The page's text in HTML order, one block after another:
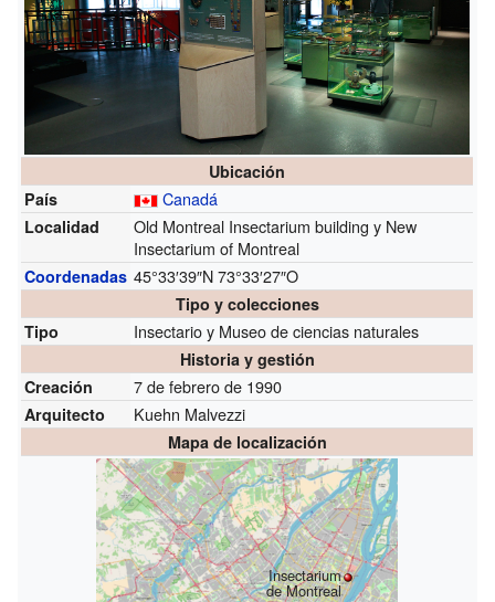
Ubicación
País
Canadá
Localidad
Old Montreal Insectarium building y New
Insectarium of Montreal
Coordenadas 45°33′39″N73°33′27″O
Tipo y colecciones
Tipo
Insectario y Museo de ciencias naturales
Historia y gestión
Creación
7 de febrero de 1990
Arquitecto Kuehn Malvezzi
Mapa de localización
Insectarium
de Montreal